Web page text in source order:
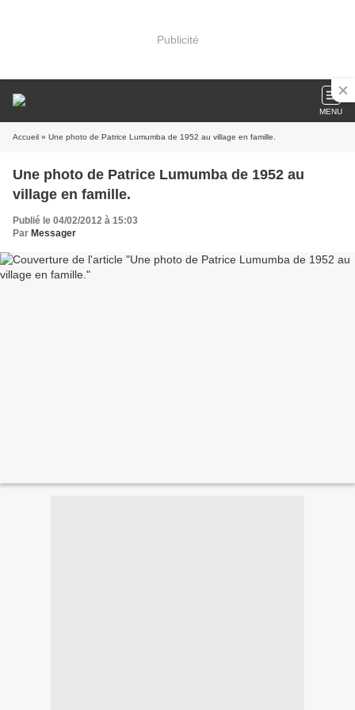
Publicité
MENU
Accueil » Une photo de Patrice Lumumba de 1952 au village en famille.
Une photo de Patrice Lumumba de 1952 au
village en famille.
Publié le 04/02/2012 à 15:03
Par Messager